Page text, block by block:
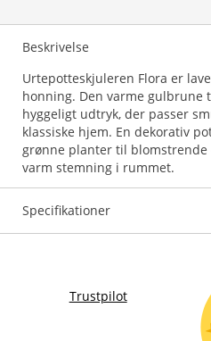
Beskrivelse
Urtepotteskjuleren Flora er
honning. Den varme gulbrune
hyggeligt udtryk, der passer
klassiske hjem. En dekorativ
grønne planter til blomstrende
varm stemning i rummet.
Specifikationer
Trustpilot